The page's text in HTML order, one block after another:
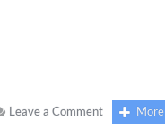
Leave a Comment More